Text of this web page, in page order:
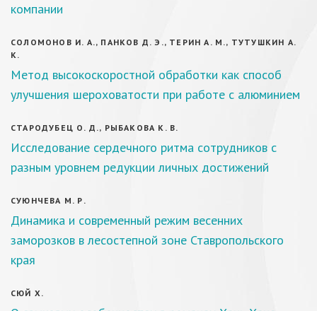
компании
СОЛОМОНОВ И. А., ПАНКОВ Д. Э., ТЕРИН А. М., ТУТУШКИН А.
К.
Метод высокоскоростной обработки как способ
улучшения шероховатости при работе с алюминием
СТАРОДУБЕЦ О. Д., РЫБАКОВА К. В.
Исследование сердечного ритма сотрудников с
разным уровнем редукции личных достижений
СУЮНЧЕВА М. Р.
Динамика и современный режим весенних
заморозков в лесостепной зоне Ставропольского
края
СЮЙ Х.